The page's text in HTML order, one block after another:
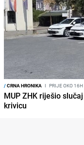
/CRNA HRONIKA I PRIJE OKO 16H
MUP ZHK riješio
krivicu